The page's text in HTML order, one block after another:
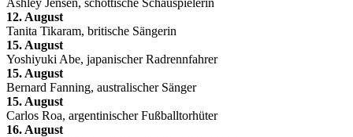
12. August
Tanita Tikaram, britische Sängerin
15. August
Yoshiyuki Abe, japanischer Radrennfahrer
15. August
Bernard Fanning, australischer Sänger
15. August
Carlos Roa, argentinischer Fußballtorhüter
16. August